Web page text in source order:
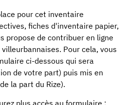
pour cet inventaire
fiches d'inventaire papier,
propose de contribuer en ligne
Pour cela, vous
ci-dessous qui sera
de votre part) puis mis en
la part du Rize).
plus accès au formulaire :